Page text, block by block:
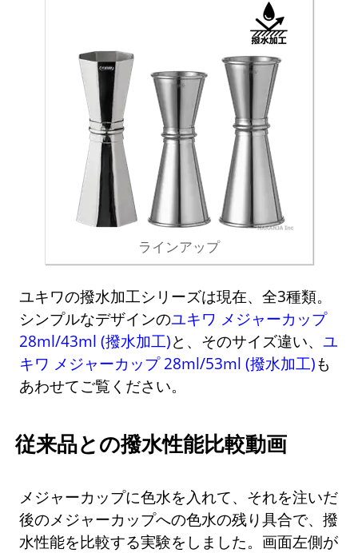
ラインアップ
ユキワの撥水加工シリーズは現在、全3種類。
シンプルなデザインのユキワ メジャーカップ
28ml/43ml (撥水加工)と、そのサイズ違い、ユ
キワ メジャーカップ 28ml/53ml (撥水加工)も
あわせてご覧ください。
従来品との撥水性能比較動画
メジャーカップに色水を入れて、それを注いだ
後のメジャーカップへの色水の残り具合で、撥
水性能を比較する実験をしました。画面左側が